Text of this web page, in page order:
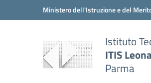
Vai ai contenuti
Vai al menu di navigazioneMinistero dell'Istruzione e del
Istituto
ITIS
Parma